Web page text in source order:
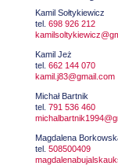
Kamil Sołtykiewicz
tel. 698 926 212
Kamil Jeż
tel. 662 144 070
kamil.j83@gmail.com
Michał Bartnik
tel. 791 536 460
Magdalena
tel. 508500409